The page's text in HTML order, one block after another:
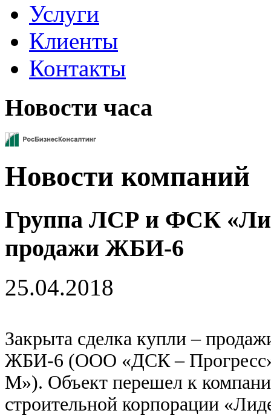
Услуги
Клиенты
Контакты
Новости часа
Новости компаний
Группа ЛСР и ФСК
продажи ЖБИ-6
25.04.2018
Закрыта сделка купли –
ЖБИ-6 (ООО «ДСК –
М»). Объект перешел к
строительной корпорации